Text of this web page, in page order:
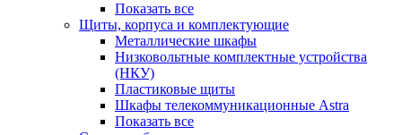
Показать все
Щиты, корпуса и комплектующие
Металлические шкафы
Низковольтные комплектные устройства
(НКУ)
Пластиковые щиты
Шкафы телекоммуникационные Astra
Показать все